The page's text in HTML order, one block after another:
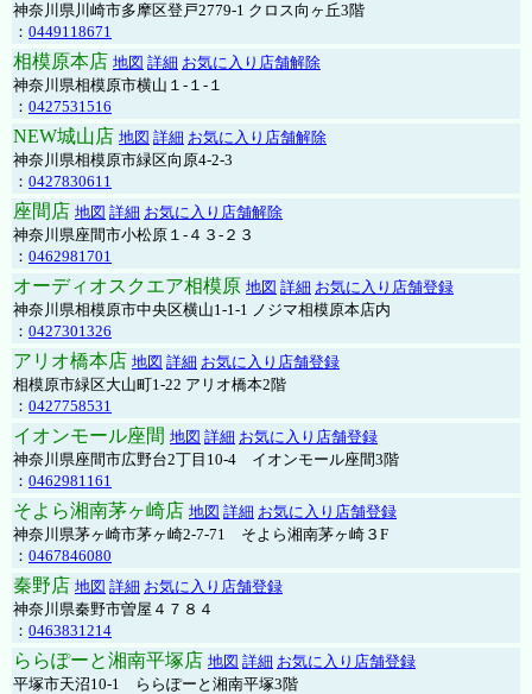
神奈川県川崎市多摩区登戸2779-1 クロス向ヶ丘3階
： 0449118671
相模原本店 地図 詳細 お気に入り店舗解除
神奈川県相模原市横山１-１-１
： 0427531516
NEW城山店 地図 詳細 お気に入り店舗解除
神奈川県相模原市緑区向原4-2-3
： 0427830611
座間店 地図 詳細 お気に入り店舗解除
神奈川県座間市小松原１-４３-２３
： 0462981701
オーディオスクエア相模原 地図 詳細 お気に入り店舗登録
神奈川県相模原市中央区横山1-1-1 ノジマ相模原本店内
： 0427301326
アリオ橋本店 地図 詳細 お気に入り店舗登録
相模原市緑区大山町1-22 アリオ橋本2階
： 0427758531
イオンモール座間 地図 詳細 お気に入り店舗登録
神奈川県座間市広野台2丁目10-4 イオンモール座間3階
： 0462981161
そよら湘南茅ヶ崎店 地図 詳細 お気に入り店舗登録
神奈川県茅ヶ崎市茅ヶ崎2‐7‐71 そよら湘南茅ヶ崎３F
： 0467846080
秦野店 地図 詳細 お気に入り店舗登録
神奈川県秦野市曽屋４７８４
： 0463831214
ららぽーと湘南平塚店 地図 詳細 お気に入り店舗登録
平塚市天沼10-1 ららぽーと湘南平塚3階